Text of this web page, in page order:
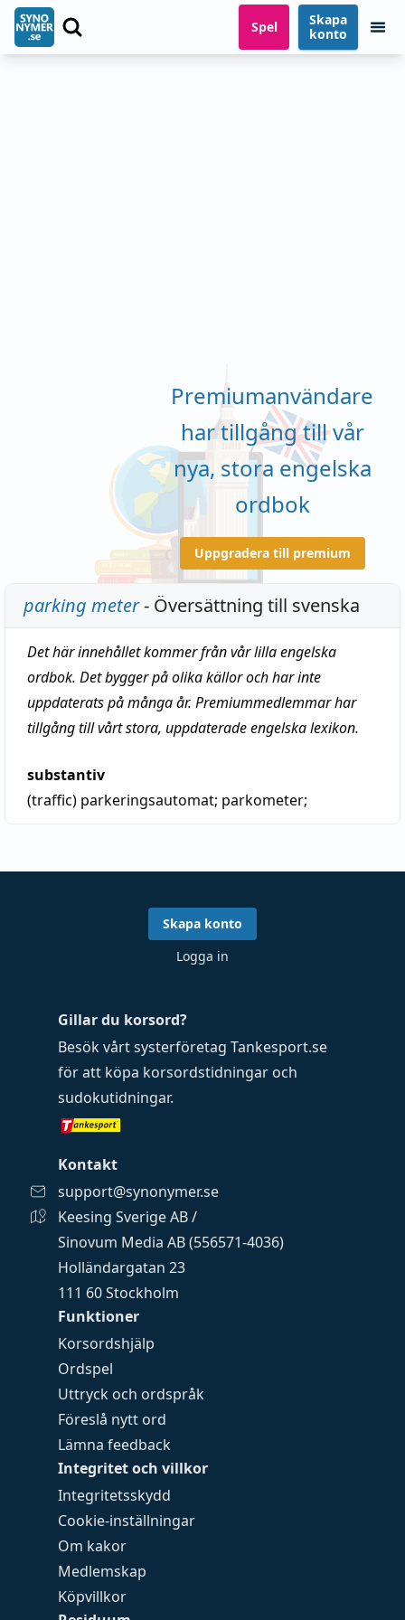
Spel
Skapa
konto
Premiumanvändare
har tillgång till vår
nya, stora engelska
ordbok
Uppgradera till premium
parking meter- Översättning till svenska
Det här innehållet kommer från vår lilla engelska
ordbok. Det bygger på olika källor och har inte
uppdaterats på många år. Premiummedlemmar har
tillgång till vårt stora, uppdaterade engelska lexikon.
substantiv
(traffic) parkeringsautomat; parkometer;
Funktioner
Korsordshjälp
Ordspel
Uttryck och ordspråk
Föreslå nytt ord
Lämna feedback
Integritet och villkor
Integritetsskydd
Cookie-inställningar
Om kakor
Medlemskap
Köpvillkor
Gillar du korsord?
Besök vårt systerföretag Tankesport.se
för att köpa korsordstidningar och
sudokutidningar.
Kontakt
support@synonymer.se
Keesing Sverige AB /
Sinovum Media AB (556571-4036)
Holländargatan 23
111 60 Stockholm
Skapa konto
Logga in